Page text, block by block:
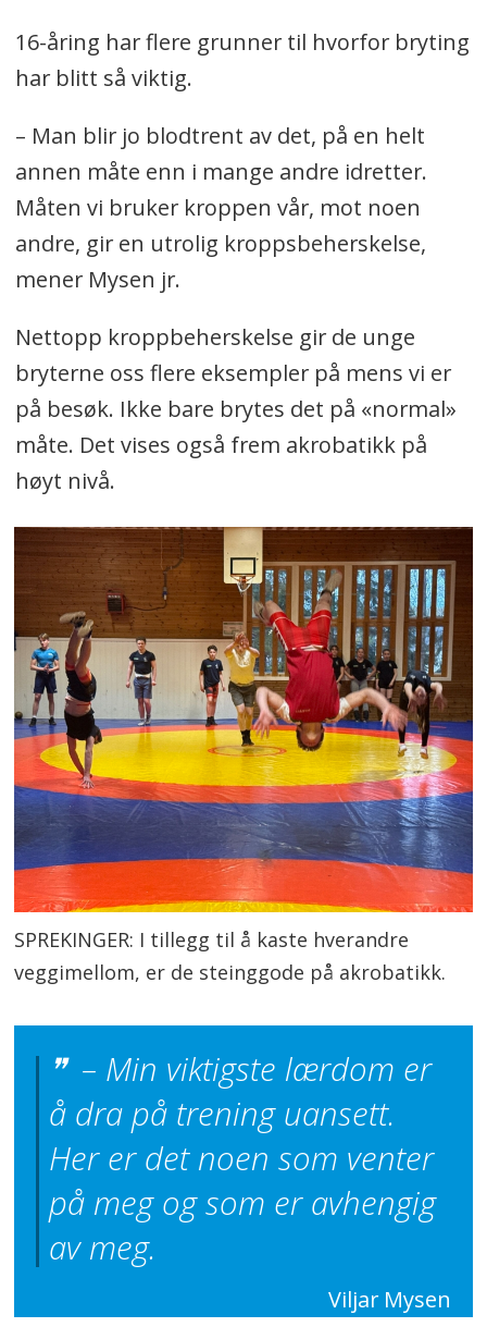
16-åring har flere grunner til hvorfor bryting
har blitt så viktig.
– Man blir jo blodtrent av det, på en helt
annen måte enn i mange andre idretter.
Måten vi bruker kroppen vår, mot noen
andre, gir en utrolig kroppsbeherskelse,
mener Mysen jr.
Nettopp kroppbeherskelse gir de unge
bryterne oss flere eksempler på mens vi er
på besøk. Ikke bare brytes det på «normal»
måte. Det vises også frem akrobatikk på
høyt nivå.
SPREKINGER: I tillegg til å kaste hverandre
veggimellom, er de steinggode på akrobatikk.
– Min viktigste lærdom er
å dra på trening uansett.
Her er det noen som venter
på meg og som er avhengig
av meg.
Viljar Mysen